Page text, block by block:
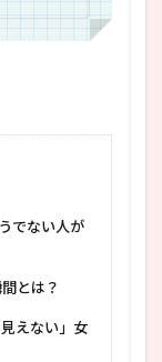
でない人が
とは？
えない」女